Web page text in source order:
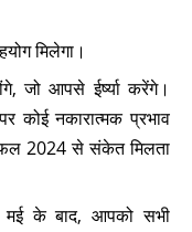
मिलेगा।
जो आपसे ईर्ष्या करेंगे।
कोई नकारात्मक प्रभाव
2024 से संकेत मिलता
के बाद, आपको सभी